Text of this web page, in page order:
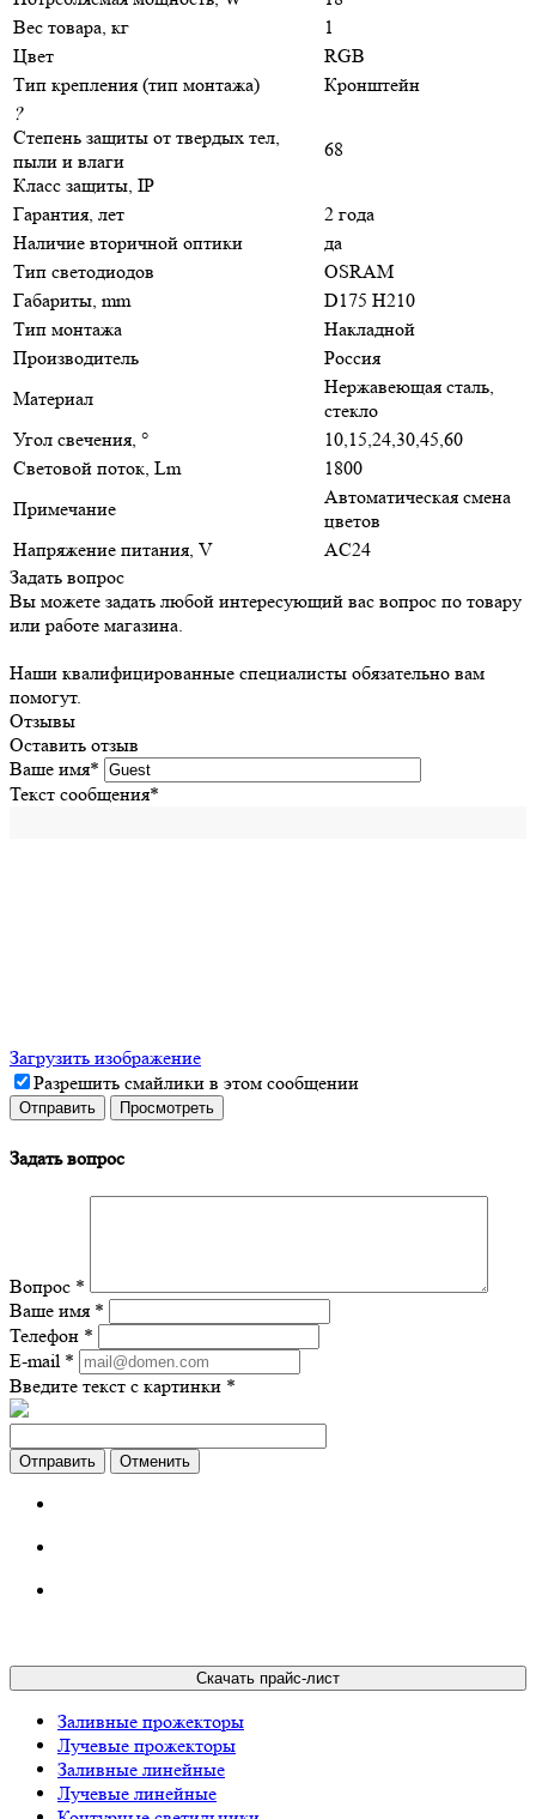
Вес товара, кг
1
Цвет
RGB
Тип крепления (тип монтажа)
Кронштейн
?
Степень защиты от твердых тел,
пыли и влаги
Класс защиты, IP
68
Гарантия, лет
2 года
Наличие вторичной оптики
да
Тип светодиодов
OSRAM
Габариты, mm
D175 H210
Тип монтажа
Накладной
Производитель
Россия
Материал
Нержавеющая сталь,
стекло
Угол свечения, °
10,15,24,30,45,60
Световой поток, Lm
1800
Примечание
Автоматическая смена
цветов
Напряжение питания, V
AC24
Задать вопрос
Вы можете задать любой интересующий вас вопрос по товару
или работе магазина.
Наши квалифицированные специалисты обязательно вам
помогут.
Отзывы
Оставить отзыв
Ваше имя*
Текст сообщения*
Загрузить изображение
Разрешить смайлики в этом сообщении
Задать вопрос
Вопрос *
Ваше имя *
Телефон *
E-mail *
Введите текст с картинки *
Отменить
Скачать прайс-лист
Заливные прожекторы
Лучевые прожекторы
Заливные линейные
Лучевые линейные